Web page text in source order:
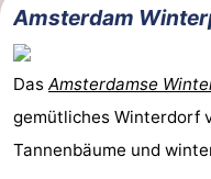
Amsterdam
Das Amsterdamse
gemütliches Winterdorf
Tannenbäume und